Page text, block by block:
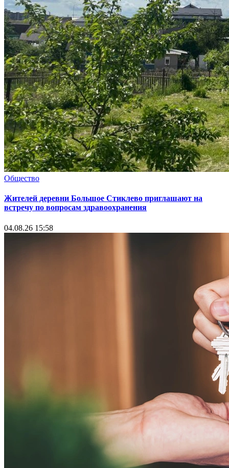
Общество
Жителей деревни Большое Стиклево приглашают на
встречу по вопросам здравоохранения
04.08.26 15:58